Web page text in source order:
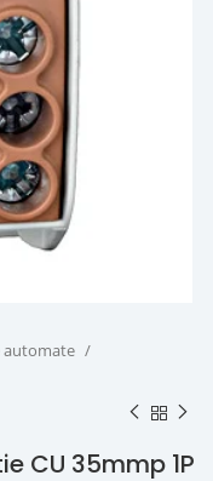
automate
CU 35mmp 1P